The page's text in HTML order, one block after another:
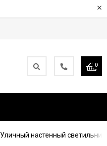
×
0
Уличный настенный светильник